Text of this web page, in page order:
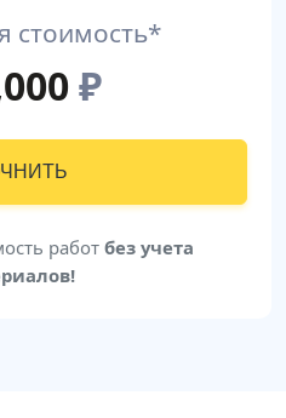
стоимость*
₽
работ без учета